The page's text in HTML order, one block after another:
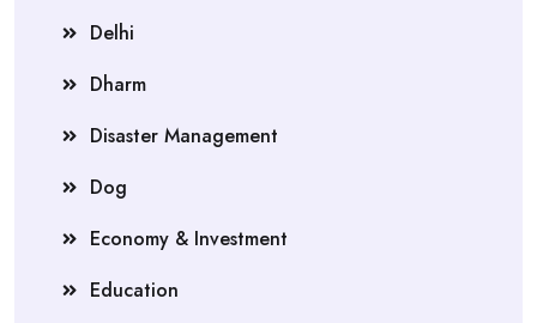
Delhi
Dharm
Disaster Management
Dog
Economy & Investment
Education